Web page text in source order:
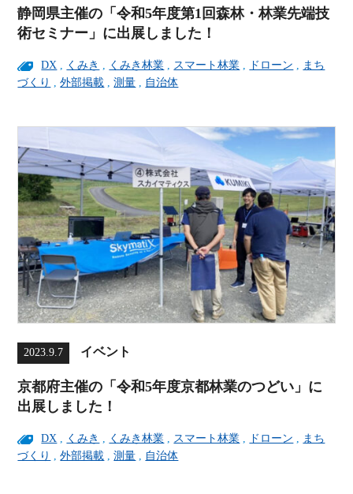
静岡県主催の「令和5年度第1回森林・林業先端技
術セミナー」に出展しました！
DX , くみき , くみき林業 , スマート林業 , ドローン , まち
づくり ,外部掲載 ,測量 , 自治体
2023.9.7 イベント
京都府主催の「令和5年度京都林業のつどい」に
出展しました！
DX , くみき , くみき林業 , スマート林業 , ドローン , まち
づくり ,外部掲載 ,測量 , 自治体